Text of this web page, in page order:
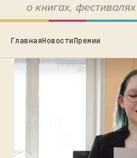
о книгах,
ГлавнаяНовостиПремии